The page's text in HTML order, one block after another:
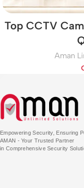
Top CCTV
Aman
Empowering Security, Ensuring
AMAN - Your Trusted Partner
in Comprehensive Security